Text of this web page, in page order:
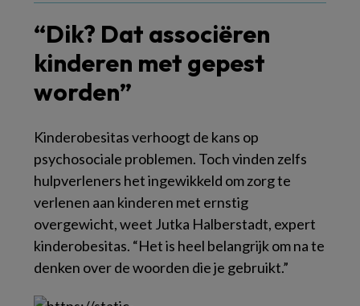
“Dik? Dat associëren
kinderen met gepest
worden”
Kinderobesitas verhoogt de kans op
psychosociale problemen. Toch vinden zelfs
hulpverleners het ingewikkeld om zorg te
verlenen aan kinderen met ernstig
overgewicht, weet Jutka Halberstadt, expert
kinderobesitas. “Het is heel belangrijk om na te
denken over de woorden die je gebruikt.”